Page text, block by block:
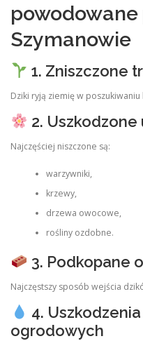
Szymanowie
1. Zniszczone
Dziki ryją ziemię w
2.
Najczęściej niszczone są:
warzywniki,
krzewy,
drzewa owocowe,
rośliny ozdobne.
3. Podkopane
Najczęstszy sposób wejścia
4.
ogrodowych